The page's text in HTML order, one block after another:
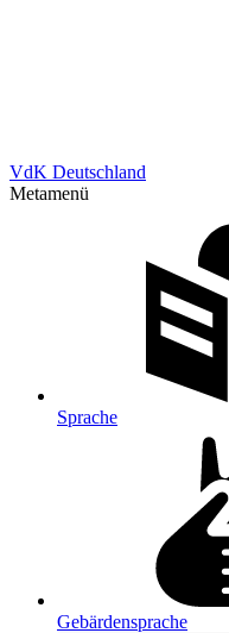
VdK Deutschland
Metamenü
Sprache
Gebärdensprache